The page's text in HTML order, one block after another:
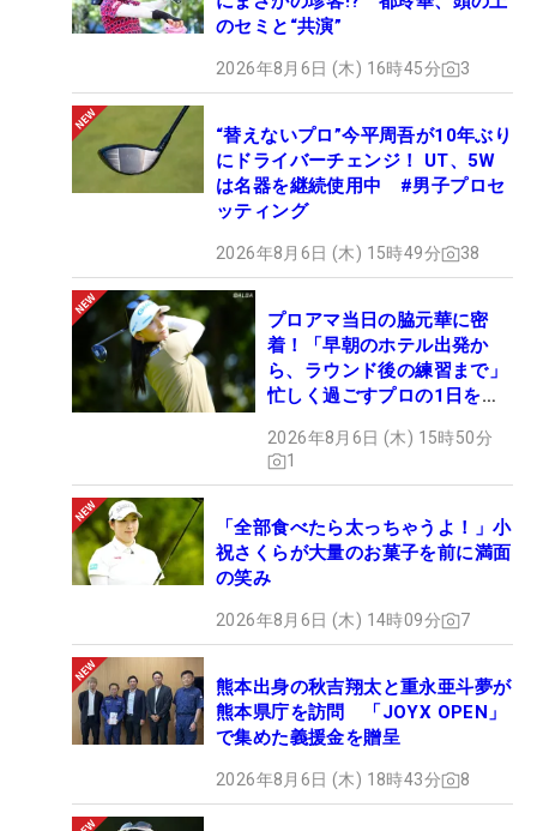
のセミと“共演”
2026年8月6日 (木) 16時45分 3
“替えないプロ”今平周吾が10年ぶり
にドライバーチェンジ！ UT、5W
は名器を継続使用中 #男子プロセ
ッティング
2026年8月6日 (木) 15時49分 38
プロアマ当日の脇元華に密
着！「早朝のホテル出発か
ら、ラウンド後の練習まで」
忙しく過ごすプロの1日を公
2026年8月6日 (木) 15時50分
1
「全部食べたら太っちゃうよ！」小
祝さくらが大量のお菓子を前に満面
の笑み
2026年8月6日 (木) 14時09分 7
熊本出身の秋吉翔太と重永亜斗夢が
熊本県庁を訪問 「JOYX OPEN」
で集めた義援金を贈呈
2026年8月6日 (木) 18時43分 8